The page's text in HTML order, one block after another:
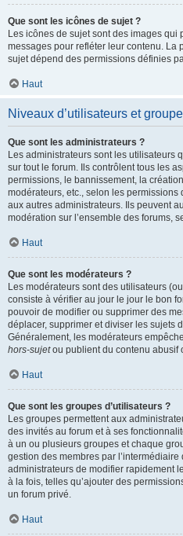
Que sont les icônes de sujet ?
Les icônes de sujet sont des images qui
messages pour refléter leur contenu. La
sujet dépend des permissions définies
Haut
Niveaux d’utilisateurs et
Que sont les administrateurs ?
Les administrateurs sont les utilisateurs
sur tout le forum. Ils contrôlent tous les
permissions, le bannissement, la
modérateurs, etc., selon les
aux autres administrateurs. Ils peuvent
modération sur l’ensemble des forums,
Haut
Que sont les modérateurs ?
Les modérateurs sont des utilisateurs
consiste à vérifier au jour le jour le bon
pouvoir de modifier ou supprimer des
déplacer, supprimer et diviser les sujets
Généralement, les modérateurs
hors-sujetou publient du contenu abusif
Haut
Que sont les groupes d’utilisateurs ?
Les groupes permettent aux
des invités au forum et à ses
à un ou plusieurs groupes et chaque
gestion des membres par
administrateurs de modifier rapidement
à la fois, telles qu’ajouter des
un forum privé.
Haut